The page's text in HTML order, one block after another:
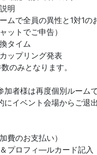
明
で全員の異性と1対1の
トでご申告）
タイム
ップリング発表
のみとなります。
者様は再度個別ルーム
イベント会場からご退出
のお支払い）
プロフィ―ルカード記入